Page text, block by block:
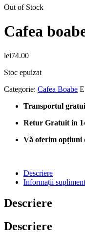
Out of Stock
Cafea
lei74.00
Stoc epuizat
Categorie: Cafea Boabe
Transportul
Retur Gratuit in
Vă oferim opțiuni
Descriere
Informații
Descriere
Descriere